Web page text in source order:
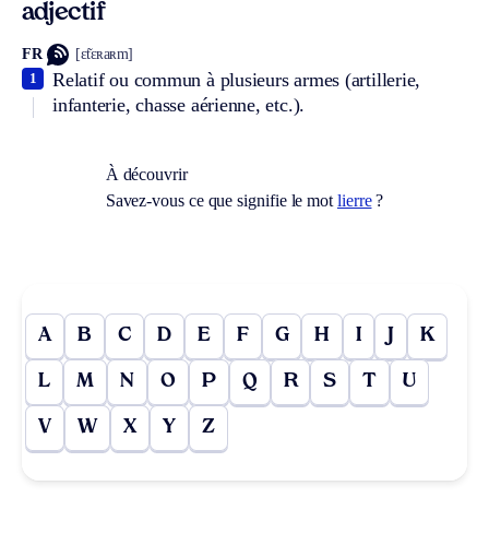
adjectif
FR [ɛ̃tɛʀaʀm]
Relatif ou commun à plusieurs armes (artillerie,
infanterie, chasse aérienne, etc.).
1
À découvrir
Savez-vous ce que signifie le mot lierre?
A B C D E F G H I J K
L M N O P Q R S T U
V W X Y Z